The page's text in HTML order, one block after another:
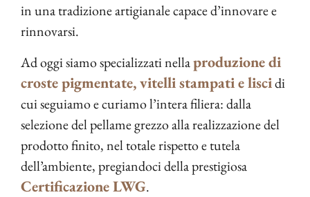
in una tradizione artigianale capace d’innovare e
rinnovarsi.
Ad oggi siamo specializzati nellaproduzione di
croste pigmentate, vitelli stampati e liscidi
cui seguiamo e curiamo l’intera filiera: dalla
selezione del pellame grezzo alla realizzazione del
prodotto finito, nel totale rispetto e tutela
dell’ambiente, pregiandoci della prestigiosa
Certificazione LWG.